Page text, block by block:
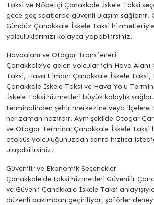
Taksi ve Nöbetçi Çanakkale İskele Taksi
gece geç saatlerde güvenli ulaşım sağlanır.
Gündüz Çanakkale İskele Taksi
yolculuklarınızı kolayca yapabilirsiniz.
Havaalanı ve Otogar Transferleri
Çanakkale’ye gelen yolcular için Hava
Taksi, Hava Limanı Çanakkale İskele Taksi,
Çanakkale İskele Taksi ve Hava Yolu
İskele Taksi hizmetleri büyük kolaylık
terminalinden şehir merkezine veya ilçelere
her zaman hazırdır. Aynı şekilde Otogar
ve Otogar Terminal Çanakkale İskele Taksi
otobüs yolculuğunuzdan sonra hızlıca
ulaşabilirsiniz.
Güvenilir ve Ekonomik Seçenekler
Çanakkale’de taksi hizmetleri Güvenilir
ve Güvenli Çanakkale İskele Taksi
düzenli bakımdan geçiriliyor, şoförler